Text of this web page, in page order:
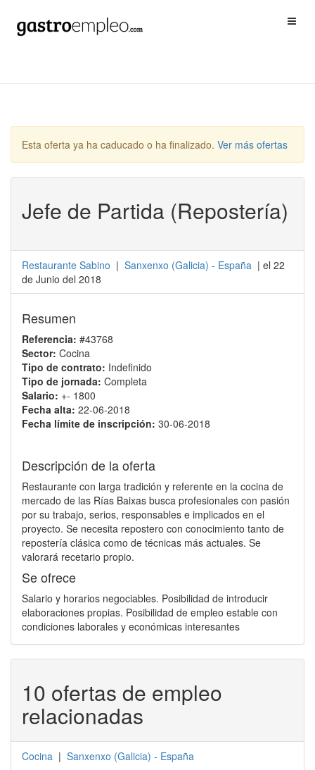
Esta oferta ya ha caducado o ha finalizado. Ver más ofertas
Jefe de Partida (Repostería)
Restaurante Sabino | Sanxenxo (Galicia) - España | el 22
de Junio del 2018
Resumen
Referencia: #43768
Sector: Cocina
Tipo de contrato: Indefinido
Tipo de jornada: Completa
Salario: +- 1800
Fecha alta: 22-06-2018
Fecha límite de inscripción: 30-06-2018
Descripción de la oferta
Restaurante con larga tradición y referente en la cocina de
mercado de las Rías Baixas busca profesionales con pasión
por su trabajo, serios, responsables e implicados en el
proyecto. Se necesita repostero con conocimiento tanto de
repostería clásica como de técnicas más actuales. Se
valorará recetario propio.
Se ofrece
Salario y horarios negociables. Posibilidad de introducir
elaboraciones propias. Posibilidad de empleo estable con
condiciones laborales y económicas interesantes
10 ofertas de empleo
relacionadas
Cocina | Sanxenxo (Galicia) - España